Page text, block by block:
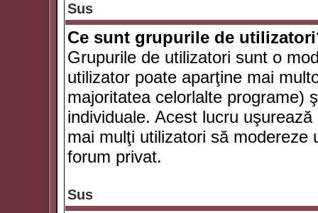
Sus
Ce sunt grupurile de
Grupurile de utilizatori sunt o
utilizator poate aparţine mai
majoritatea celorlalte programe)
individuale. Acest lucru
mai mulţi utilizatori să
forum privat.
Sus